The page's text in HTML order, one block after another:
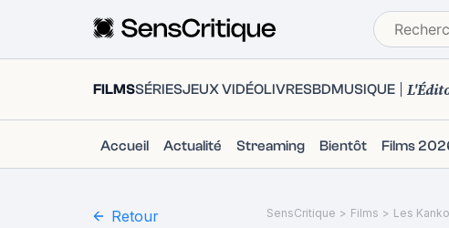
FILMSSÉRIESJEUX VIDÉOLIVRESBDMUSIQUE
Accueil Actualité Streaming Bientôt Films
Retour SensCritique > Films > Les